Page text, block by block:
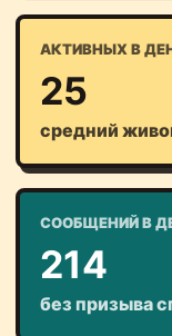
АКТИВНЫХ В
25
средний
СООБЩЕНИЙ В
214
без призыва